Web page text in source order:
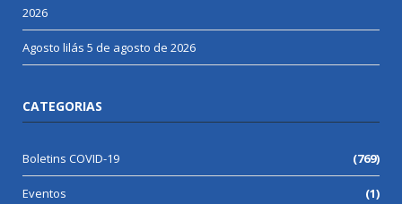
2026
Agosto lilás 5 de agosto de 2026
CATEGORIAS
Boletins COVID-19 (769)
Eventos (1)